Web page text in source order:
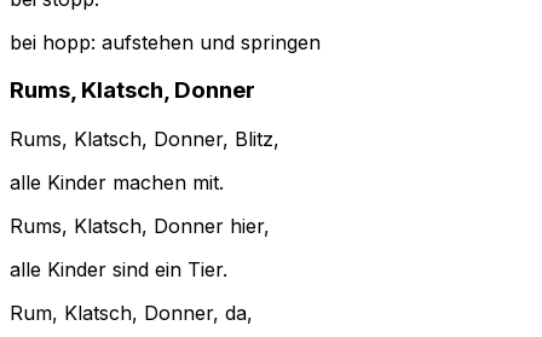
bei hopp: aufstehen und springen
Rums, Klatsch, Donner
Rums, Klatsch, Donner, Blitz,
alle Kinder machen mit.
Rums, Klatsch, Donner hier,
alle Kinder sind ein Tier.
Rum, Klatsch, Donner, da,